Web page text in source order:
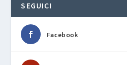
SEGUICI
Facebook